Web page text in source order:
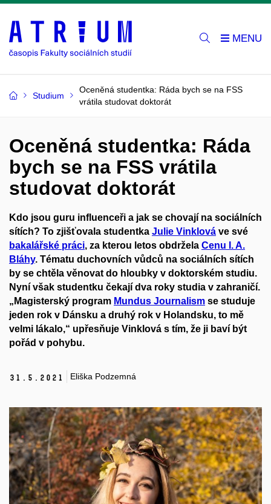
Studium
Oceněná studentka: Ráda bych se na FSS
vrátila studovat doktorát
Oceněná studentka: Ráda
bych se na FSS vrátila
studovat doktorát
Kdo jsou guru influenceři a jak se chovají na sociálních
sítích? To zjišťovala studentka Julie Vinklová ve své
bakalářské práci, za kterou letos obdržela Cenu I. A.
Bláhy. Tématu duchovních vůdců na sociálních sítích
by se chtěla věnovat do hloubky v doktorském studiu.
Nyní však studentku čekají dva roky studia v zahraničí.
„Magisterský program Mundus Journalism se studuje
jeden rok v Dánsku a druhý rok v Holandsku, to mě
velmi lákalo,“ upřesňuje Vinklová s tím, že ji baví být
pořád v pohybu.
31. 5. 2021 Eliška Podzemná